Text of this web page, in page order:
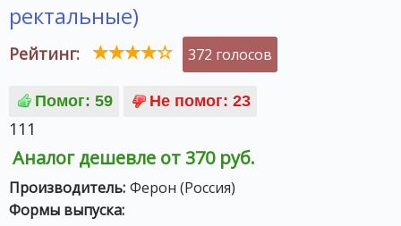
ректальные)
Рейтинг: 372 голосов
111
Аналог дешевле от 370 руб.
Производитель: Ферон (Россия)
Формы выпуска: